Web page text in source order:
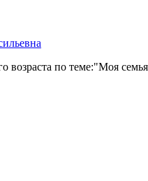
возраста по теме:"Моя